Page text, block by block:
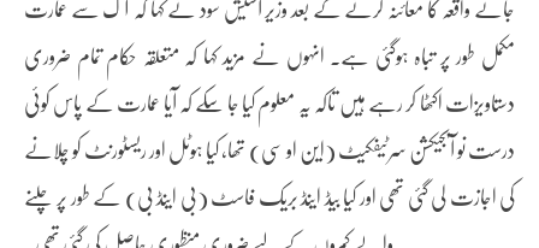
مکمل طور پر تباہ ہوگئی ہے۔ انہوں نے مزید کہا کہ متعلقہ حکام تمام ضروری
دستاویزات اکٹھا کر رہے ہیں تاکہ یہ معلوم کیا جا سکے کہ آیا عمارت کے پاس کوئی
درست نو آبجیکشن سرٹیفکیٹ (این او سی) تھا، کیا ہوٹل اور ریسٹورنٹ کو چلانے
کی اجازت لی گئی تھی اور کیا بیڈ اینڈ بریک فاسٹ (بی اینڈ بی) کے طور پر چلنے